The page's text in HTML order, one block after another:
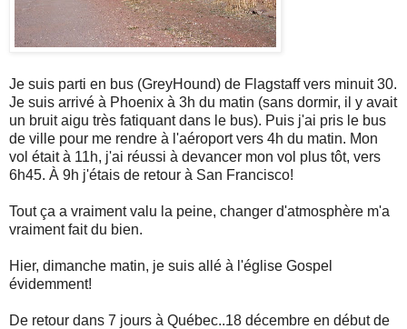
Je suis parti en bus (GreyHound) de Flagstaff vers minuit 30.
Je suis arrivé à Phoenix à 3h du matin (sans dormir, il y avait
un bruit aigu très fatiquant dans le bus). Puis j'ai pris le bus
de ville pour me rendre à l'aéroport vers 4h du matin. Mon
vol était à 11h, j'ai réussi à devancer mon vol plus tôt, vers
6h45. À 9h j'étais de retour à San Francisco!
Tout ça a vraiment valu la peine, changer d'atmosphère m'a
vraiment fait du bien.
Hier, dimanche matin, je suis allé à l'église Gospel
évidemment!
De retour dans 7 jours à Québec..18 décembre en début de